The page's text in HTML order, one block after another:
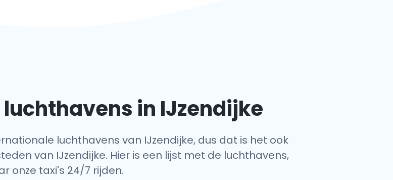
in IJzendijke
luchthavens van IJzendijke, dus dat is het ook
van IJzendijke. Hier is een lijst met de luchthavens,
onze taxi's 24/7 rijden.